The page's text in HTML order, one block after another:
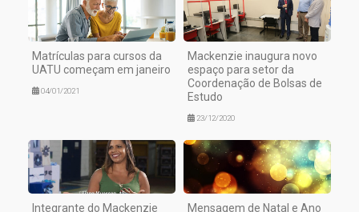
Matrículas para cursos da
UATU começam em janeiro
04/01/2021
Mackenzie inaugura novo
espaço para setor da
Coordenação de Bolsas de
Estudo
23/12/2020
Integrante do Mackenzie
Mensagem de Natal e Ano